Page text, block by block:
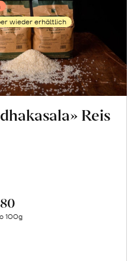
wieder erhältlich
Reis
100g